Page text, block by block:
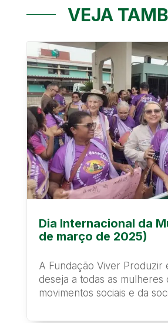
VEJA
Dia Internacional da
de março de 2025)
A Fundação Viver Produzir
deseja a todas as mulheres
movimentos sociais e da